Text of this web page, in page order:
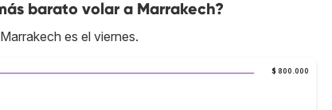
barato volar a Marrakech?
es el viernes.
$ 800.000